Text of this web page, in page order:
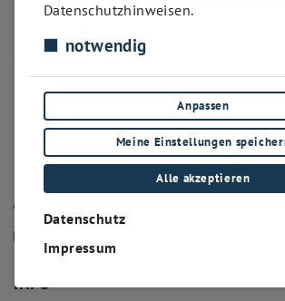
der digitale Sommelier
Hauptplatz 6
6511,Zams
+43 5442 21401
INFO
Datenschutzhinweisen.
notwendig
Anpassen
Meine Einstellungen
Alle akzeptieren
Datenschutz
Impressum